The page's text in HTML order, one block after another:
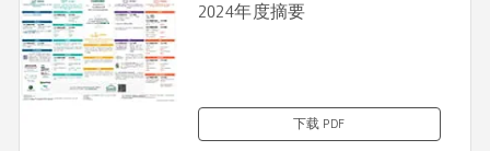
2024年度摘要
下载 PDF